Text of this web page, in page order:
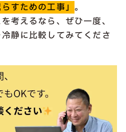
すための工事」 。
考えるなら、ぜひ一度、
静に比較してみてくださ